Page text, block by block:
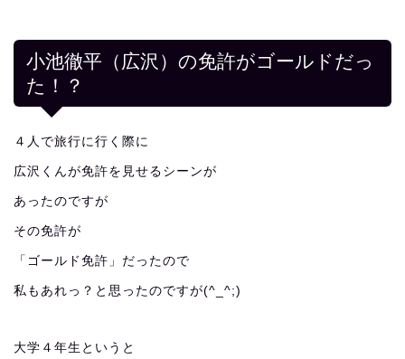
小池徹平（広沢）の免許がゴールドだっ
た！？
４人で旅行に行く際に
広沢くんが免許を見せるシーンが
あったのですが
その免許が
「ゴールド免許」だったので
私もあれっ？と思ったのですが(^_^;)
大学４年生というと